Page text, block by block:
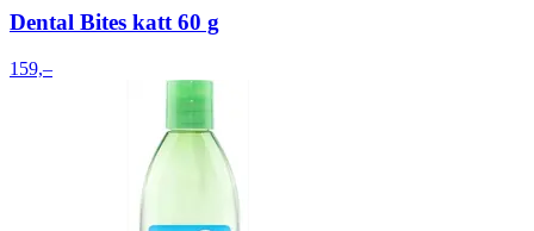
Dental Bites katt 60 g
159,–